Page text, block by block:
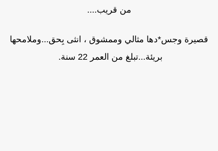
من قريب....
قصيرة وجس*دها مثالي وممشوق ، انثى بِحق...وملامحها
بريئة...تبلغ من العمر 22 سنة.